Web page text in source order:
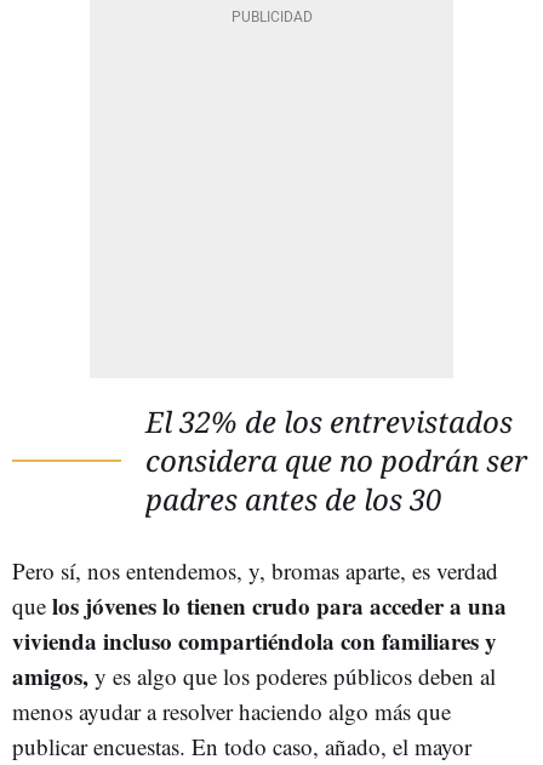
El 32% de los entrevistados
considera que no podrán ser
padres antes de los 30
Pero sí, nos entendemos, y, bromas aparte, es verdad
que los jóvenes lo tienen crudo para acceder a una
vivienda incluso compartiéndola con familiares y
amigos, y es algo que los poderes públicos deben al
menos ayudar a resolver haciendo algo más que
publicar encuestas. En todo caso, añado, el mayor